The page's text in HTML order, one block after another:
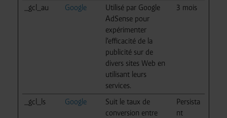
_gcl_au Google
Utilisé par Google
AdSense pour
expérimenter
l'efficacité de la
publicité sur de
divers sites Web en
utilisant leurs
services.
3 mois
_gcl_ls Google
Suit le taux de
conversion entre
Persista
nt